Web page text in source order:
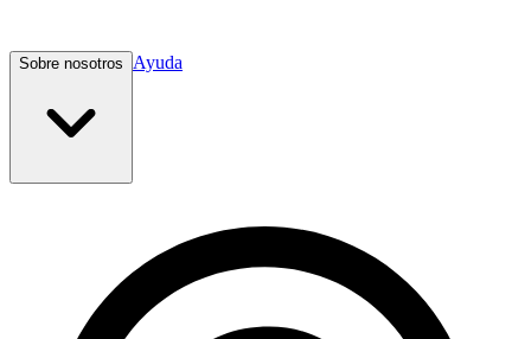
Sobre nosotros Ayuda